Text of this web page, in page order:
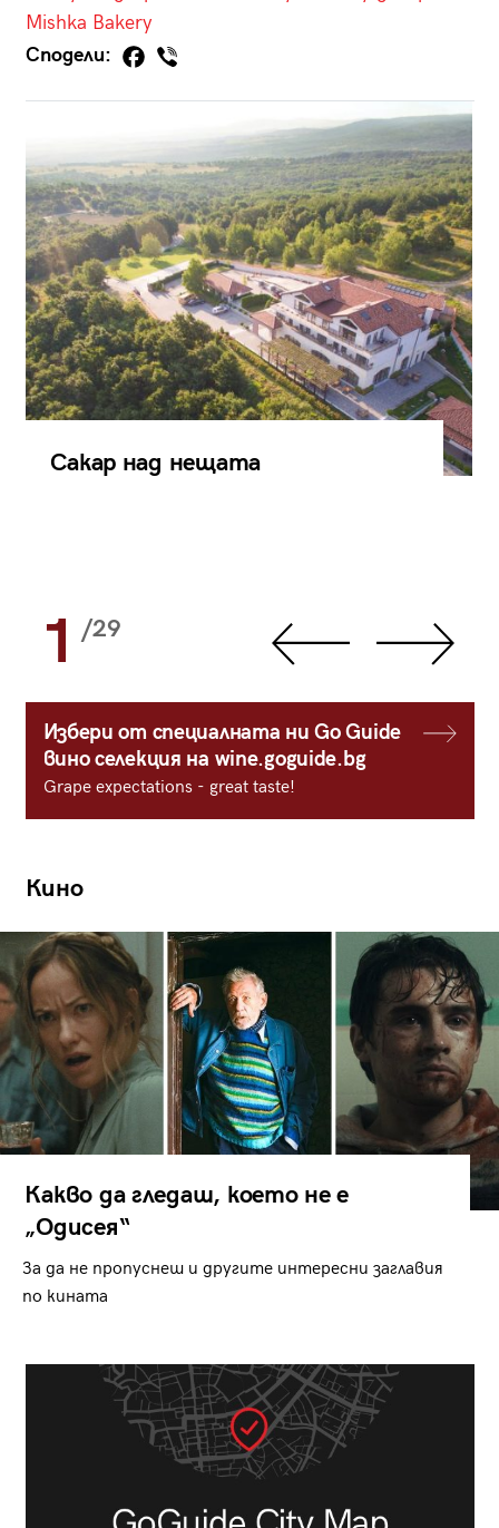
Mishka Bakery
Сподели:
Сакар над нещата
1 /29
Избери от специалната ни Go Guide
вино селекция на wine.goguide.bg
Grape expectations - great taste!
Кино
Какво да гледаш, което не е
„Одисея“
За да не пропуснеш и другите интересни заглавия
по кината